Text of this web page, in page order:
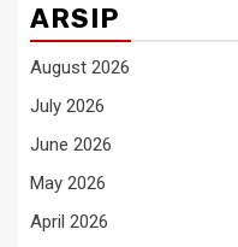
ARSIP
August 2026
July 2026
June 2026
May 2026
April 2026